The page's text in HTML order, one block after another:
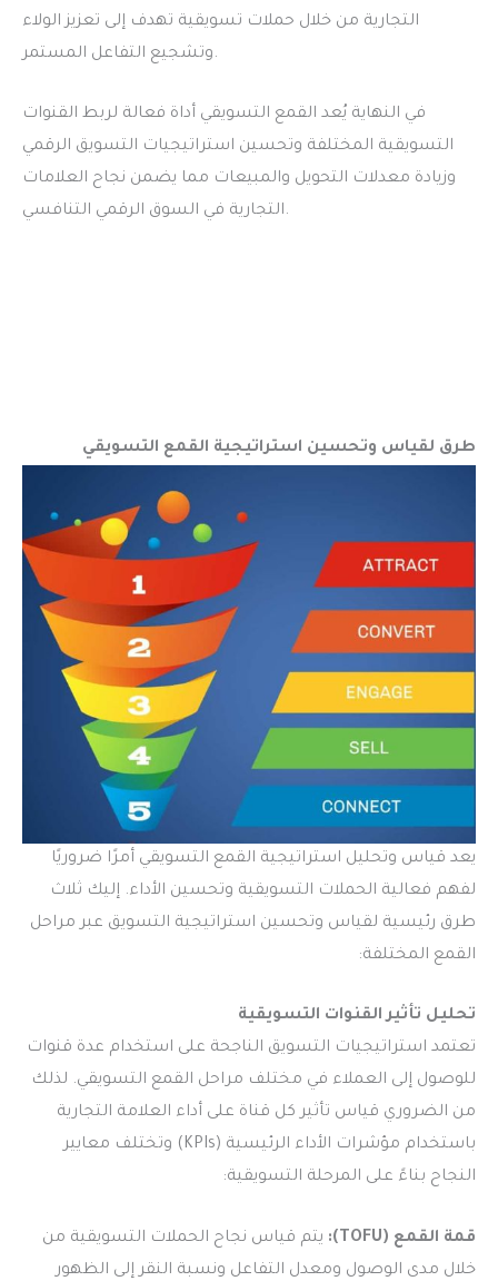
التجارية من خلال حملات تسويقية تهدف إلى تعزيز الولاء
وتشجيع التفاعل المستمر.
في النهاية يُعد القمع التسويقي أداة فعالة لربط القنوات
التسويقية المختلفة وتحسين استراتيجيات التسويق الرقمي
وزيادة معدلات التحويل والمبيعات مما يضمن نجاح العلامات
التجارية في السوق الرقمي التنافسي.
طرق لقياس وتحسين استراتيجية القمع التسويقي
يعد قياس وتحليل استراتيجية القمع التسويقي أمرًا ضروريًا
لفهم فعالية الحملات التسويقية وتحسين الأداء. إليك ثلاث
طرق رئيسية لقياس وتحسين استراتيجية التسويق عبر مراحل
القمع المختلفة:
تحليل تأثير القنوات التسويقية
تعتمد استراتيجيات التسويق الناجحة على استخدام عدة قنوات
للوصول إلى العملاء في مختلف مراحل القمع التسويقي. لذلك
من الضروري قياس تأثير كل قناة على أداء العلامة التجارية
باستخدام مؤشرات الأداء الرئيسية (KPIs) وتختلف معايير
النجاح بناءً على المرحلة التسويقية:
قمة القمع (TOFU):
يتم قياس نجاح الحملات التسويقية من
خلال مدى الوصول ومعدل التفاعل ونسبة النقر إلى الظهور